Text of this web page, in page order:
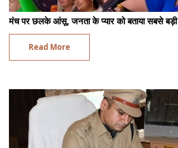
मंच पर छलके आंसू, जनता के प्यार को बताया सबसे
Read More